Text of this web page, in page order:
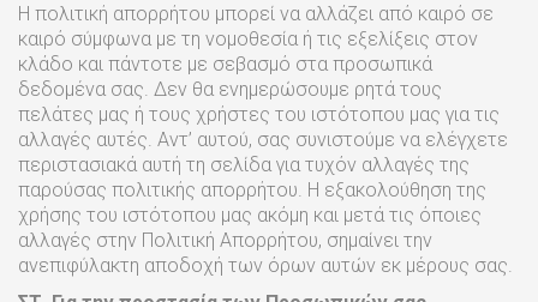
H πολιτική απορρήτου μπορεί να αλλάζει από καιρό σε
καιρό σύμφωνα με τη νομοθεσία ή τις εξελίξεις στον
κλάδο και πάντοτε με σεβασμό στα προσωπικά
δεδομένα σας. Δεν θα ενημερώσουμε ρητά τους
πελάτες μας ή τους χρήστες του ιστότοπου μας για τις
αλλαγές αυτές. Αντ’ αυτού, σας συνιστούμε να ελέγχετε
περιστασιακά αυτή τη σελίδα για τυχόν αλλαγές της
παρούσας πολιτικής απορρήτου. Η εξακολούθηση της
χρήσης του ιστότοπου μας ακόμη και μετά τις όποιες
αλλαγές στην Πολιτική Απορρήτου, σημαίνει την
ανεπιφύλακτη αποδοχή των όρων αυτών εκ μέρους σας.